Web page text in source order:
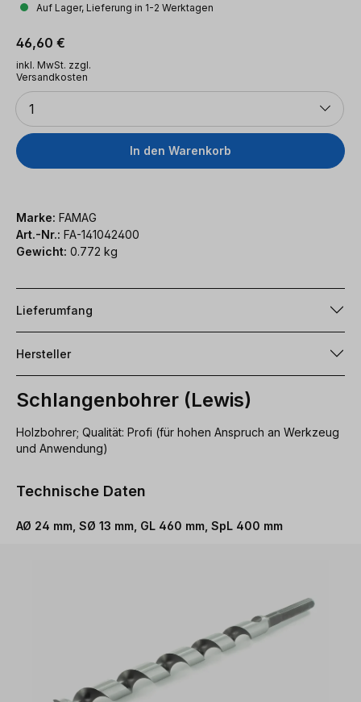
Auf Lager, Lieferung in 1-2 Werktagen
Regulärer Preis:
46,60 €
inkl. MwSt. zzgl.
Versandkosten
Anzahl
1
In den Warenkorb
Marke: FAMAG
Art.-Nr.: FA-141042400
Gewicht: 0.772 kg
Lieferumfang
Hersteller
Schlangenbohrer (Lewis)
Holzbohrer; Qualität: Profi (für hohen Anspruch an Werkzeug
und Anwendung)
Technische Daten
AØ 24 mm, SØ 13 mm, GL 460 mm, SpL 400 mm